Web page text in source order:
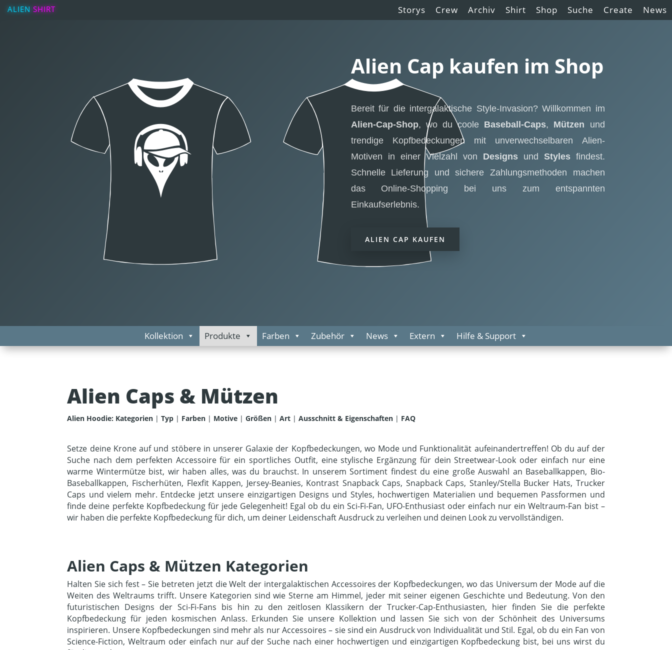
ALIEN SHIRT Storys Crew Archiv Shirt Shop Suche Create News
Alien Cap kaufen im Shop
Bereit für die intergalaktische Style-Invasion? Willkommen im
Alien-Cap-Shop, wo du coole Baseball-Caps, Mützen und
trendige Kopfbedeckungen mit unverwechselbaren Alien-
Motiven in einer Vielzahl von Designsund Stylesfindest.
Schnelle Lieferung und sichere Zahlungsmethoden machen
das Online-Shopping bei uns zum entspannten
Einkaufserlebnis.
ALIEN CAP KAUFEN
Kollektion Produkte Farben Zubehör News Extern Hilfe & Support
Alien Caps & Mützen
Alien Hoodie: Kategorien |Typ | Farben | Motive |Größen |Art |Ausschnitt & Eigenschaften | FAQ
Setze deine Krone auf und stöbere in unserer Galaxie der Kopfbedeckungen, wo Mode und Funktionalität aufeinandertreffen! Ob du auf der
Suche nach dem perfekten Accessoire für ein sportliches Outfit, eine stylische Ergänzung für dein Streetwear-Look oder einfach nur eine
warme Wintermütze bist, wir haben alles, was du brauchst. In unserem Sortiment findest du eine große Auswahl an Baseballkappen, Bio-
Baseballkappen, Fischerhüten, Flexfit Kappen, Jersey-Beanies, Kontrast Snapback Caps, Snapback Caps, Stanley/Stella Bucker Hats, Trucker
Caps und vielem mehr. Entdecke jetzt unsere einzigartigen Designs und Styles, hochwertigen Materialien und bequemen Passformen und
finde deine perfekte Kopfbedeckung für jede Gelegenheit! Egal ob du ein Sci-Fi-Fan, UFO-Enthusiast oder einfach nur ein Weltraum-Fan bist –
wir haben die perfekte Kopfbedeckung für dich, um deiner Leidenschaft Ausdruck zu verleihen und deinen Look zu vervollständigen.
Alien Caps & Mützen Kategorien
Halten Sie sich fest – Sie betreten jetzt die Welt der intergalaktischen Accessoires der Kopfbedeckungen, wo das Universum der Mode auf die
Weiten des Weltraums trifft. Unsere Kategorien sind wie Sterne am Himmel, jeder mit seiner eigenen Geschichte und Bedeutung. Von den
futuristischen Designs der Sci-Fi-Fans bis hin zu den zeitlosen Klassikern der Trucker-Cap-Enthusiasten, hier finden Sie die perfekte
Kopfbedeckung für jeden kosmischen Anlass. Erkunden Sie unsere Kollektion und lassen Sie sich von der Schönheit des Universums
inspirieren. Unsere Kopfbedeckungen sind mehr als nur Accessoires – sie sind ein Ausdruck von Individualität und Stil. Egal, ob du ein Fan von
Science-Fiction, Weltraum oder einfach nur auf der Suche nach einer hochwertigen und einzigartigen Kopfbedeckung bist, bei uns wirst du